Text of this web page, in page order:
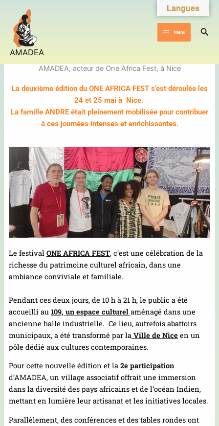
contenu
AMADEA
Menu
AMADEA, acteur de One Africa Fest, à Nice
La deuxième édition du ONE AFRICA FEST s’est déroulée les
24 et 25 mai à Nice.
La famille ANDRE était pleinement mobilisée pour contribuer
à ces journées intenses et enrichissantes.
Le festival ONE AFRICA FEST, c’est une célébration de la
richesse du patrimoine culturel africain, dans une
ambiance conviviale et familiale.
Pendant ces deux jours, de 10 h à 21 h, le public a été
accueilli au 109, un espace culturel aménagé dans une
ancienne halle industrielle. Ce lieu, autrefois abattoirs
municipaux, a été transformé par la Ville de Niceen un
pôle dédié aux cultures contemporaines.
Pour cette nouvelle édition et la 2e participation
d’AMADEA, un village associatif offrait une immersion
dans la diversité des pays africains et de l’océan Indien,
mettant en lumière leur artisanat et les initiatives locales.
Parallèlement, des conférences et des tables rondes ont
Langues